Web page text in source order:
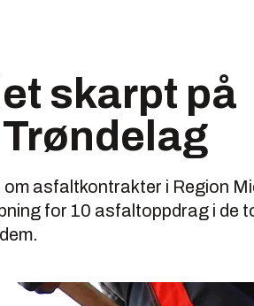
skarpt på
asfaltkontrakter i Region
for 10 asfaltoppdrag i de